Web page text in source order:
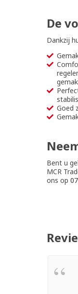
De
Dankzij
Goed
Bent u
MCR
ons op